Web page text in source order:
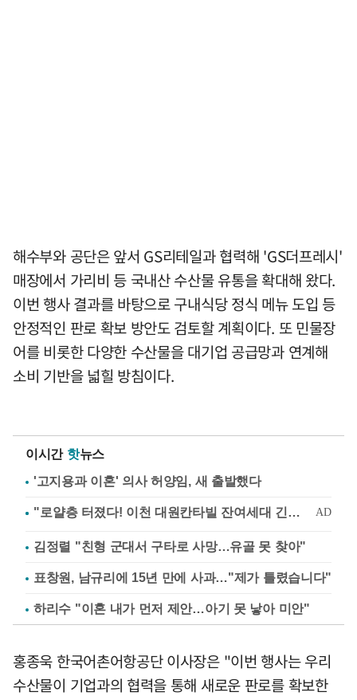
해수부와 공단은 앞서 GS리테일과 협력해 'GS더프레시'
매장에서 가리비 등 국내산 수산물 유통을 확대해 왔다.
이번 행사 결과를 바탕으로 구내식당 정식 메뉴 도입 등
안정적인 판로 확보 방안도 검토할 계획이다. 또 민물장
어를 비롯한 다양한 수산물을 대기업 공급망과 연계해
소비 기반을 넓힐 방침이다.
이시간 핫뉴스
'고지용과 이혼' 의사 허양임, 새 출발했다
김정렬 "친형 군대서 구타로 사망…유골 못 찾아"
표창원, 남규리에 15년 만에 사과…"제가 틀렸습니다"
하리수 "이혼 내가 먼저 제안…아기 못 낳아 미안"
홍종욱 한국어촌어항공단 이사장은 "이번 행사는 우리
수산물이 기업과의 협력을 통해 새로운 판로를 확보한